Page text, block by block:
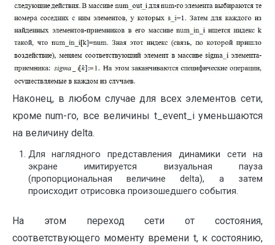
Наконец, в любом случае для всех элементов сети,
кроме num-го, все величины t_event_i уменьшаются
на величину delta.
Для наглядного представления динамики сети на
экране имитируется визуальная пауза
(пропорциональная величине delta), а затем
происходит отрисовка произошедшего события.
На этом переход сети от состояния,
соответствующего моменту времени t, к состоянию,